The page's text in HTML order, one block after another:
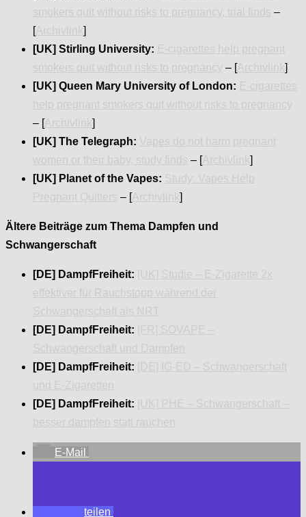
–
[Archivlink ]
[UK] Stirling University:
– [Archivlink ]
[UK] Queen Mary University of London:
– [Archivlink ]
[UK] The Telegraph:
– [Archivlink ]
[UK] Planet of the Vapes:
– [Archivlink ]
Ältere Beiträge zum Thema Dampfen und
Schwangerschaft
[DE] DampfFreiheit:
[DE] DampfFreiheit:
[DE] DampfFreiheit:
[DE] DampfFreiheit:
E-Mail
teilen